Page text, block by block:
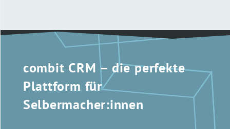
combit CRM – die perfekte
Plattform für
Selbermacher:innen